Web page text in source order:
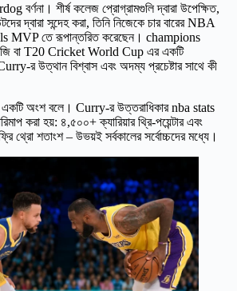
বর্ণনা। শীর্ষ কলেজ প্রোগ্রামগুলি দ্বারা উপেক্ষিত,
দ্বারা সন্দেহ করা, তিনি নিজেকে চার বারের NBA
MVP তে রূপান্তরিত করেছেন। champions
বা T20 Cricket World Cup এর একটি
র উত্থান বিশ্বাস এবং অদম্য প্রচেষ্টার সাথে কী
একটি অংশ বলে। Curry-র উত্তরাধিকার nba stats
করা হয়: ৪,৫০০+ ক্যারিয়ার থ্রি-পয়েন্টার এবং
থ্রো শতাংশ – উভয়ই সর্বকালের সর্বোচ্চদের মধ্যে।